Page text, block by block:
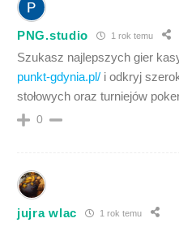
PNG.studio 1 rok temu
​Szukasz najlepszych gier
punkt-gdynia.pl/ i odkryj
stołowych oraz turniejów
0
jujra wlac 1 rok temu